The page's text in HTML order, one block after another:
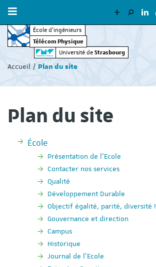
École d’ingénieurs
Télécom Physique
Université de Strasbourg
êtes
Accueil Plan du site
Plan du site
École
Présentation de l'Ecole
Contacter nos services
Qualité
Développement Durable
Objectif égalité, parité, diversité !
Gouvernance et direction
Campus
Historique
Journal de l'Ecole